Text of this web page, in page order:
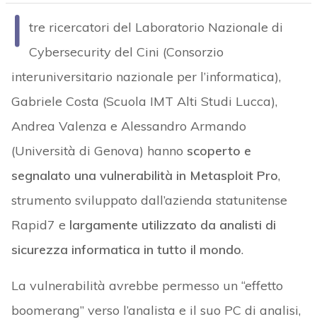
I tre ricercatori del Laboratorio Nazionale di
Cybersecurity del Cini (Consorzio
interuniversitario nazionale per l’informatica),
Gabriele Costa (Scuola IMT Alti Studi Lucca),
Andrea Valenza e Alessandro Armando
(Università di Genova) hanno scoperto e
segnalato una vulnerabilità in Metasploit Pro,
strumento sviluppato dall’azienda statunitense
Rapid7 e largamente utilizzato da analisti di
sicurezza informatica in tutto il mondo.
La vulnerabilità avrebbe permesso un “effetto
boomerang” verso l’analista e il suo PC di analisi,